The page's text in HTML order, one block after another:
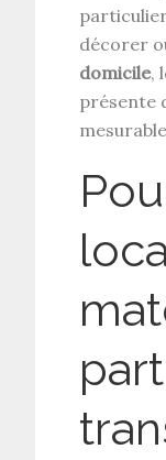
décorer
domicile,
présente